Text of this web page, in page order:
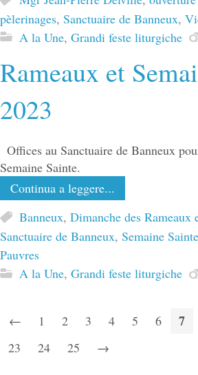
pèlerinages, Sanctuaire de Banneux,
A la Une, Grandi feste liturgiche
Rameaux et
2023
Offices au Sanctuaire de Banneux
Semaine Sainte.
Continua a leggere...
Banneux, Dimanche des Rameaux
Sanctuaire de Banneux, Semaine Sainte
Pauvres
A la Une, Grandi feste liturgiche
← 1 2 3 4 5 6 7
23
24 25 →